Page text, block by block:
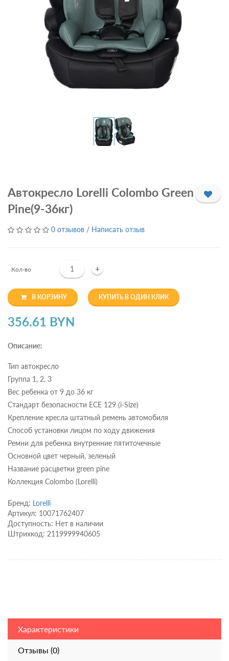
Автокресло Lorelli Colombo Green
Pine(9-36кг)
0 отзывов / Написать отзыв
Кол-во +
В КОРЗИНУ КУПИТЬ В ОДИН КЛИК
356.61 BYN
Описание:
Тип автокресло
Группа 1, 2, 3
Вес ребенка от 9 до 36 кг
Стандарт безопасности ECE 129 (i-Size)
Крепление кресла штатный ремень автомобиля
Способ установки лицом по ходу движения
Ремни для ребенка внутренние пятиточечные
Основной цвет черный, зеленый
Название расцветки green pine
Коллекция Colombo (Lorelli)
Бренд: Lorelli
Артикул: 10071762407
Доступность: Нет в наличии
Штрихкод: 2119999940605
Характеристики
Отзывы (0)